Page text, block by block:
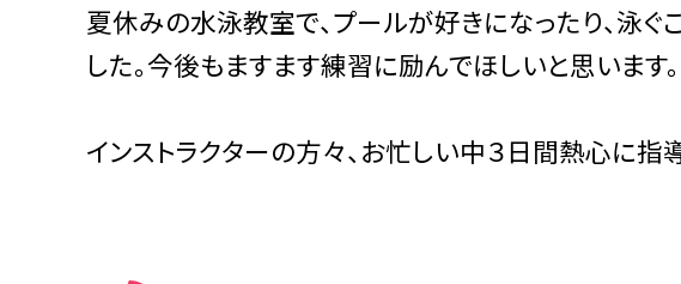
夏休みの水泳教室で、プールが好きになったり、泳
した。今後もますます練習に励んでほしいと思います。
インストラクターの方々、お忙しい中３日間熱心に指